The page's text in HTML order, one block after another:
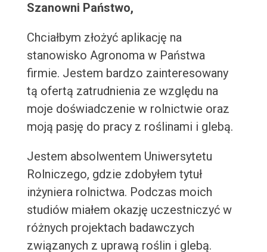
Szanowni Państwo,
Chciałbym złożyć aplikację na
stanowisko Agronoma w Państwa
firmie. Jestem bardzo zainteresowany
tą ofertą zatrudnienia ze względu na
moje doświadczenie w rolnictwie oraz
moją pasję do pracy z roślinami i glebą.
Jestem absolwentem Uniwersytetu
Rolniczego, gdzie zdobyłem tytuł
inżyniera rolnictwa. Podczas moich
studiów miałem okazję uczestniczyć w
różnych projektach badawczych
związanych z uprawą roślin i glebą.